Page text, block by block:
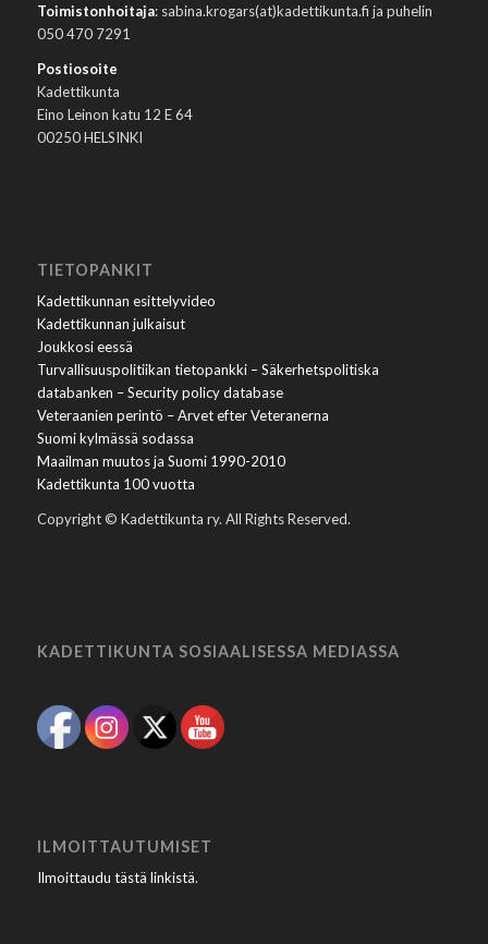
Toimistonhoitaja: sabina.krogars(at)kadettikunta.fi ja puhelin
050 470 7291
Postiosoite
Kadettikunta
Eino Leinon katu 12 E 64
00250 HELSINKI
TIETOPANKIT
Kadettikunnan esittelyvideo
Kadettikunnan julkaisut
Joukkosi eessä
Turvallisuuspolitiikan tietopankki – Säkerhetspolitiska
databanken – Security policy database
Veteraanien perintö – Arvet efter Veteranerna
Suomi kylmässä sodassa
Maailman muutos ja Suomi 1990-2010
Kadettikunta 100 vuotta
Copyright © Kadettikunta ry. All Rights Reserved.
KADETTIKUNTA SOSIAALISESSA MEDIASSA
ILMOITTAUTUMISET
Ilmoittaudu tästä linkistä.